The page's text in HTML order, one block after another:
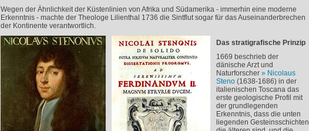
Wegen der Ähnlichkeit der Küstenlinien von Afrika und Südamerika - immerhin eine moderne
Erkenntnis - machte der Theologe Lilienthal 1736 die Sintflut sogar für das Auseinanderbrechen
der Kontinente verantwortlich.
Das stratigrafische Prinzip
1669 beschrieb der
dänische Arzt und
Naturforscher
Nicolaus
Steno(1638-1686) in der
italienischen Toscana das
erste geologische Profil mit
der grundlegenden
Erkenntnis, dass die unten
liegenden Gesteinsschichten